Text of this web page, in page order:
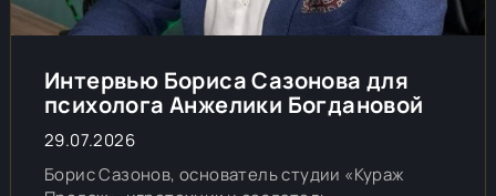
Интервью Бориса Сазонова для
психолога Анжелики Богдановой
29.07.2026
Борис Сазонов, основатель студии «Кураж